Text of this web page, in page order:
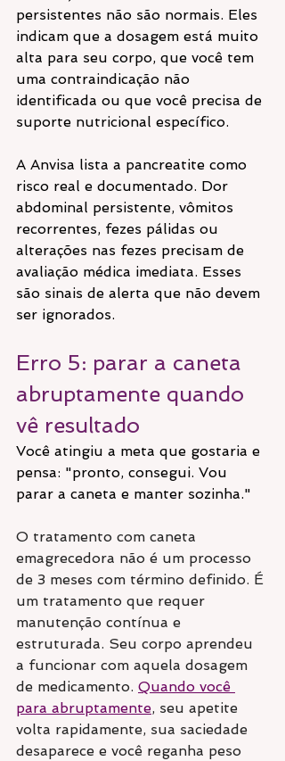
persistentes não são normais. Eles
indicam que a dosagem está muito
alta para seu corpo, que você tem
uma contraindicação não
identificada ou que você precisa de
suporte nutricional específico.
A Anvisa lista a pancreatite como
risco real e documentado. Dor
abdominal persistente, vômitos
recorrentes, fezes pálidas ou
alterações nas fezes precisam de
avaliação médica imediata. Esses
são sinais de alerta que não devem
ser ignorados.
Erro 5: parar a caneta
abruptamente quando
vê resultado
Você atingiu a meta que gostaria e
pensa: "pronto, consegui. Vou
parar a caneta e manter sozinha."
O tratamento com caneta
emagrecedora não é um processo
de 3 meses com término definido. É
um tratamento que requer
manutenção contínua e
estruturada. Seu corpo aprendeu
a funcionar com aquela dosagem
de medicamento. Quando você
para abruptamente, seu apetite
volta rapidamente, sua saciedade
desaparece e você reganha peso